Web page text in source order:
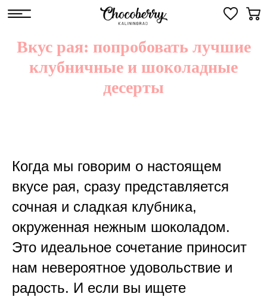
Вкус рая: попробовать лучшие
клубничные и шоколадные
десерты
Когда мы говорим о настоящем
вкусе рая, сразу представляется
сочная и сладкая клубника,
окруженная нежным шоколадом.
Это идеальное сочетание приносит
нам невероятное удовольствие и
радость. И если вы ищете